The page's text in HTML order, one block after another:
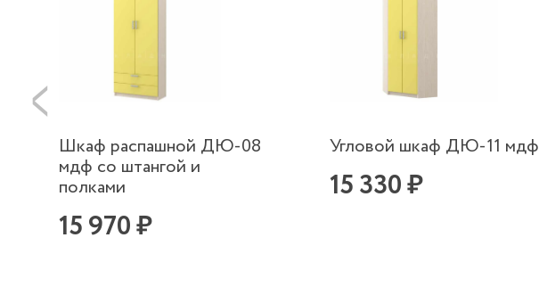
Шкаф распашной ДЮ-08
мдф со штангой и
полками
15 970 ₽
Угловой шкаф ДЮ-11 мдф
15 330 ₽